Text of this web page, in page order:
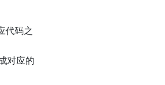
代码之
对应的